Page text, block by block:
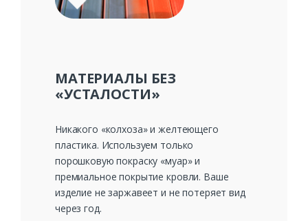
МАТЕРИАЛЫ БЕЗ
«УСТАЛОСТИ»
Никакого «колхоза» и желтеющего
пластика. Используем только
порошковую покраску «муар» и
премиальное покрытие кровли. Ваше
изделие не заржавеет и не потеряет вид
через год.